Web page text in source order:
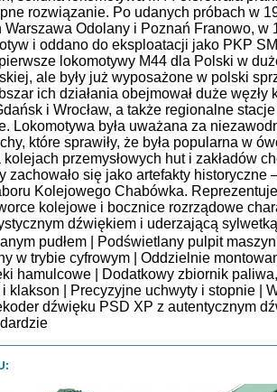
rozwiązanie. Po udanych próbach w
Warszawa Odolany i Poznań Franowo, w
i oddano do eksploatacji jako PKP
lokomotywy M44 dla Polski w
ale były już wyposażone w polski
ich działania obejmował duże węzły
i Wrocław, a także regionalne
Lokomotywa była uważana za
które sprawiły, że była popularna w
kolejach przemysłowych hut i zakładów
zachowało się jako artefakty historyczne
Kolejowego Chabówka.
kolejowe i bocznice rozrządowe
dźwiękiem i uderzającą
pudłem | Podświetlany pulpit
w trybie cyfrowym | Oddzielnie
hamulcowe | Dodatkowy zbiornik
klakson | Precyzyjne uchwyty i stopnie |
dźwięku PSD XP z autentycznym